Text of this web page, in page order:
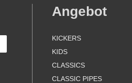
Angebot
KICKERS
KIDS
CLASSICS
CLASSIC PIPES